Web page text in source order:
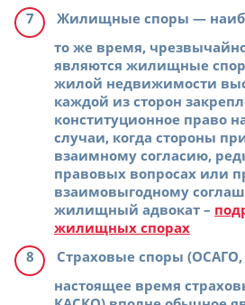
Жилищные споры —
то же время,
являются жилищные
жилой недвижимости
каждой из сторон
конституционное право
случаи, когда стороны
взаимному согласию,
правовых вопросах или
взаимовыгодному
жилищный адвокат –
жилищных спорах
Страховые споры
настоящее время